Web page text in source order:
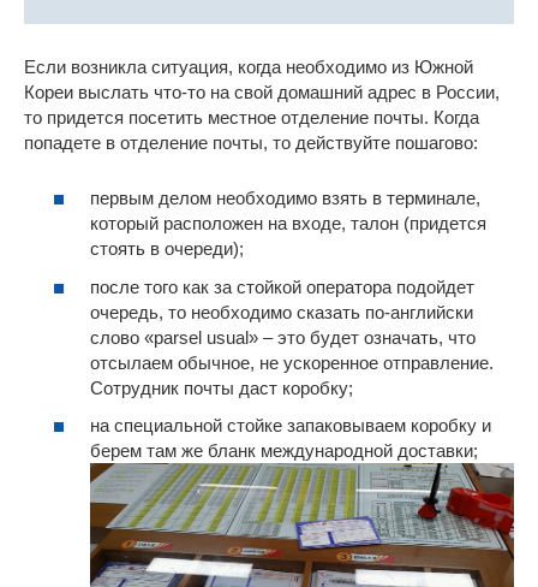
Если возникла ситуация, когда необходимо из Южной
Кореи выслать что-то на свой домашний адрес в России,
то придется посетить местное отделение почты. Когда
попадете в отделение почты, то действуйте пошагово:
первым делом необходимо взять в терминале,
который расположен на входе, талон (придется
стоять в очереди);
после того как за стойкой оператора подойдет
очередь, то необходимо сказать по-английски
слово «parsel usual» – это будет означать, что
отсылаем обычное, не ускоренное отправление.
Сотрудник почты даст коробку;
на специальной стойке запаковываем коробку и
берем там же бланк международной доставки;